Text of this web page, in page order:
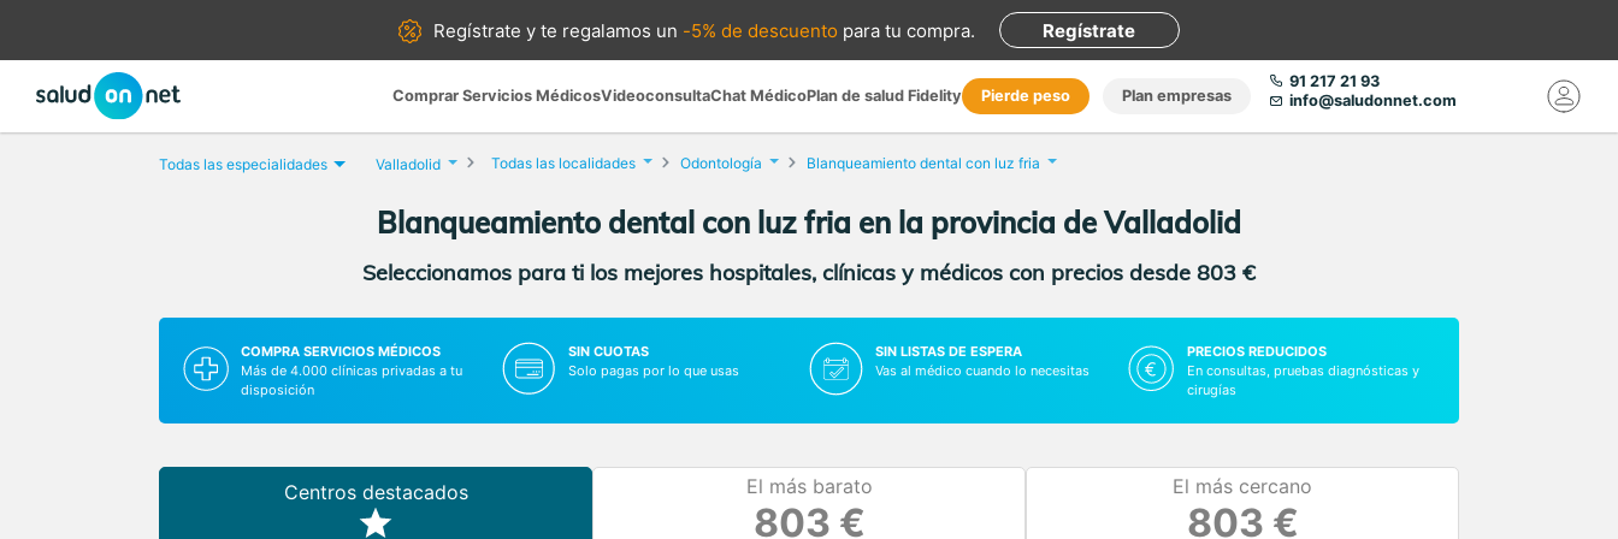
Regístrate yte regalamos un -5% de descuento para tu compra. Regístrate
Comprar Servicios MédicosVideoconsultaChat MédicoPlan de salud Fidelity Pierde peso Plan empresas
91 217 21 93
info@saludonnet.com
Todas las especialidades Valladolid Todas las localidades Odontología Blanqueamiento dental con luz fria
Blanqueamiento dental con luz fria en la provincia de Valladolid
Seleccionamos para ti los mejores hospitales, clínicas y médicos con precios desde 803 €
COMPRA SERVICIOS MÉDICOS
Más de 4.000 clínicas privadas a tu
disposición
SIN CUOTAS
Solo pagas por lo que usas
SIN LISTAS DE ESPERA
Vas al médico cuando lo necesitas
PRECIOS REDUCIDOS
En consultas, pruebas diagnósticas y
cirugías
Centros destacados El más barato
803 €
El más cercano
803 €